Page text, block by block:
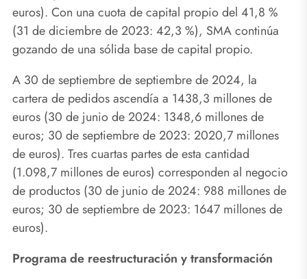
euros). Con una cuota de capital propio del 41,8 %
(31 de diciembre de 2023: 42,3 %), SMA continúa
gozando de una sólida base de capital propio.
A 30 de septiembre de septiembre de 2024, la
cartera de pedidos ascendía a 1438,3 millones de
euros (30 de junio de 2024: 1348,6 millones de
euros; 30 de septiembre de 2023: 2020,7 millones
de euros). Tres cuartas partes de esta cantidad
(1.098,7 millones de euros) corresponden al negocio
de productos (30 de junio de 2024: 988 millones de
euros; 30 de septiembre de 2023: 1647 millones de
euros).
Programa de reestructuración y transformación